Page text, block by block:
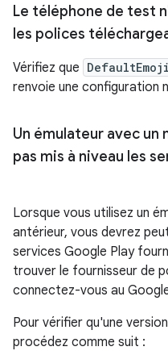
Le téléphone de test
les polices
Vérifiez que
renvoie une configuration
Un émulateur avec un
pas mis à niveau les
Lorsque vous utilisez un
antérieur, vous devrez
services Google Play
trouver le fournisseur de
connectez-vous au
Pour vérifier qu'une
procédez comme suit :